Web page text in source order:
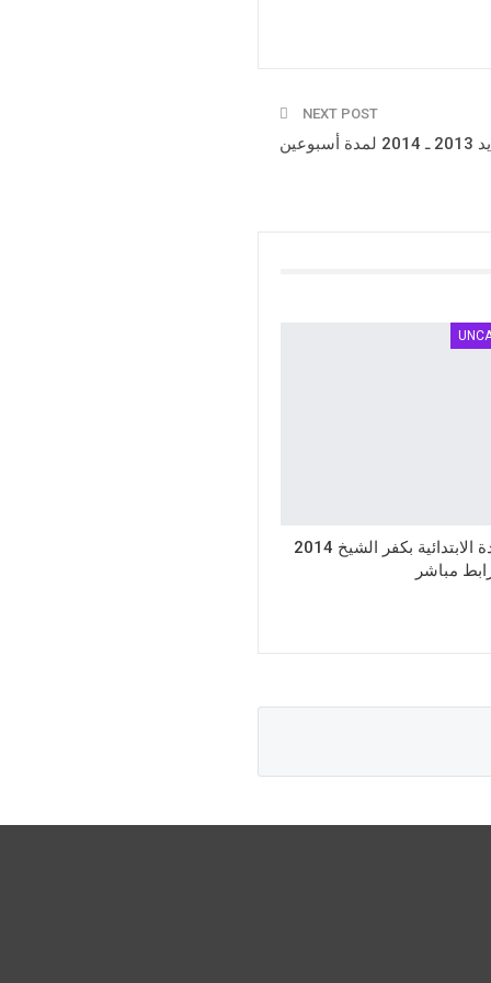
NEXT POST
نتيجة الشهادة الابتدائية بكفر الشيخ 2014
مباشر